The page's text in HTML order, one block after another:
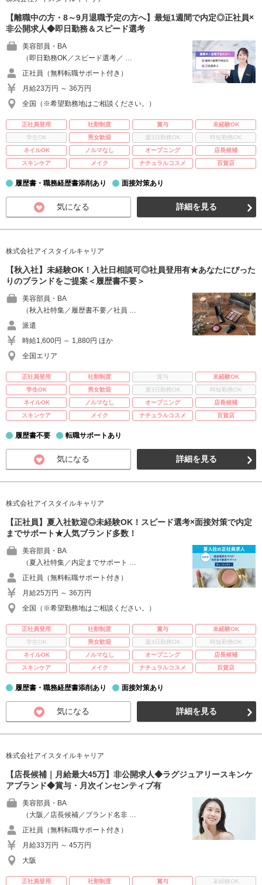
【離職中の方・8～9月退職予定の方へ】最短1週間で内定◎正社員×
非公開求人◆即日勤務＆スピード選考
美容部員・BA
（即日勤務OK／スピード選考／ …
正社員（無料転職サポート付き）
月給23万円 ～ 36万円
全国（※希望勤務地はご相談ください。）
正社員登用 社割制度 賞与
未経験OK
学生OK
男女歓迎 週3日勤務OK
時短勤務OK
ネイルOK
ノルマなし オープニング
店長候補
スキンケア
メイク ナチュラルコスメ 百貨店
履歴書・職務経歴書添削あり 面接対策あり
気になる 詳細を見る
株式会社アイスタイルキャリア
【秋入社】未経験OK！入社日相談可◎社員登用有★あなたにぴった
りのブランドをご提案＜履歴書不要＞
美容部員・BA
（秋入社特集／履歴書不要／社員 …
派遣
時給1,600円 ～ 1,880円 ほか
全国エリア
正社員登用 社割制度 賞与
未経験OK
学生OK
男女歓迎 週3日勤務OK
時短勤務OK
ネイルOK
ノルマなし オープニング
店長候補
スキンケア
メイク ナチュラルコスメ 百貨店
履歴書不要 転職サポートあり
気になる 詳細を見る
株式会社アイスタイルキャリア
【正社員】夏入社歓迎◎未経験OK！スピード選考×面接対策で内定
までサポート★人気ブランド多数！
美容部員・BA
（夏入社特集／内定までサポート …
正社員（無料転職サポート付き）
月給25万円 ～ 36万円
全国（※希望勤務地はご相談ください。）
正社員登用 社割制度 賞与
未経験OK
学生OK
男女歓迎 週3日勤務OK
時短勤務OK
ネイルOK
ノルマなし オープニング
店長候補
スキンケア
メイク ナチュラルコスメ 百貨店
履歴書・職務経歴書添削あり 面接対策あり
気になる 詳細を見る
株式会社アイスタイルキャリア
【店長候補｜月給最大45万】非公開求人◆ラグジュアリースキンケ
アブランド◆賞与・月次インセンティブ有
美容部員・BA
（大阪／店長候補／ブランド名非 …
正社員（無料転職サポート付き）
月給33万円 ～ 45万円
大阪
正社員登用 社割制度 賞与
未経験OK